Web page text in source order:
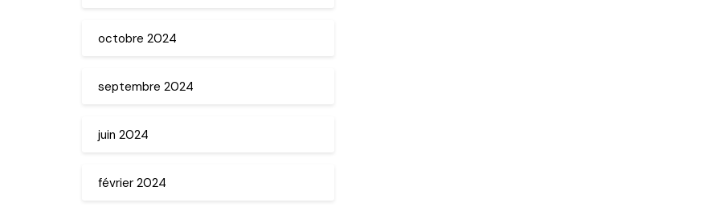
octobre 2024
septembre 2024
juin 2024
février 2024